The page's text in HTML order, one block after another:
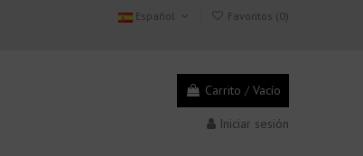
Español Favoritos (0)
Carrito / Vacío
Iniciar sesión